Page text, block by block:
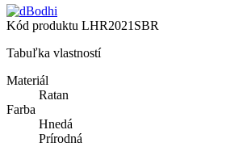
Kód produktu LHR2021SBR
Tabuľka vlastností
Materiál
Ratan
Farba
Hnedá
Prírodná